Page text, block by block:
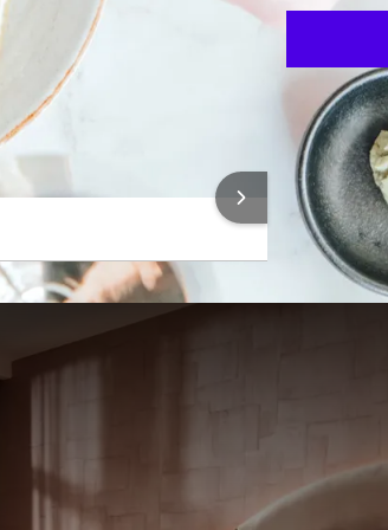
Magnifique
675 reviews